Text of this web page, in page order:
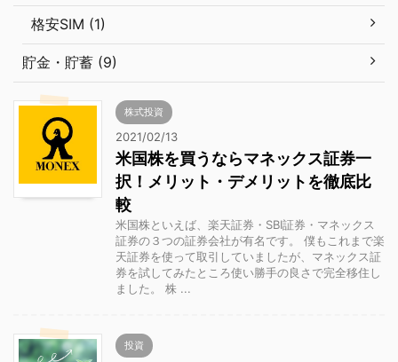
格安SIM (1)
貯金・貯蓄 (9)
株式投資
2021/02/13
米国株を買うならマネックス証券一
択！メリット・デメリットを徹底比
較
米国株といえば、楽天証券・SBI証券・マネックス
証券の３つの証券会社が有名です。 僕もこれまで楽
天証券を使って取引していましたが、マネックス証
券を試してみたところ使い勝手の良さで完全移住し
ました。 株 ...
投資